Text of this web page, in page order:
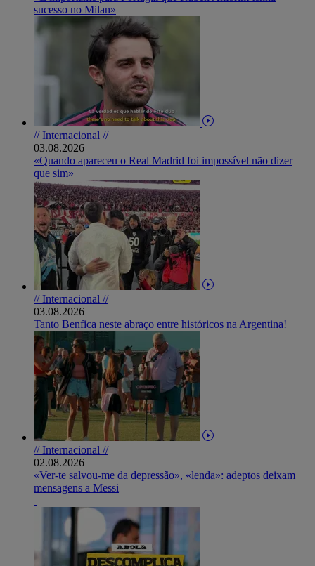
sucesso no Milan»
// Internacional //
03.08.2026
«Quando apareceu o Real Madrid foi impossível não dizer
que sim»
// Internacional //
03.08.2026
Tanto Benfica neste abraço entre históricos na Argentina!
// Internacional //
02.08.2026
«Ver-te salvou-me da depressão», «lenda»: adeptos deixam
mensagens a Messi